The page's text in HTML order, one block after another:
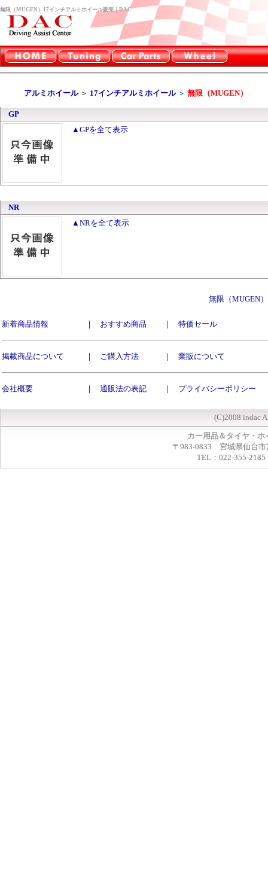
無限（MUGEN）17インチアルミホイール販売｜DAC
アルミホイール＞ 17インチアルミホイール＞ 無限（MUGEN）
GP
▲GPを全て表示
NR
▲NRを全て表示
無限（MUGEN
新着商品情報 ｜ おすすめ商品 ｜ 特価セール
掲載商品について ｜ ご購入方法 ｜ 業販について
会社概要 ｜ 通販法の表記 ｜ プライバシーポリシー
(C)2008 indac
カー用品＆タイヤ・
〒983-0833 宮城県仙台市
TEL：022-355-